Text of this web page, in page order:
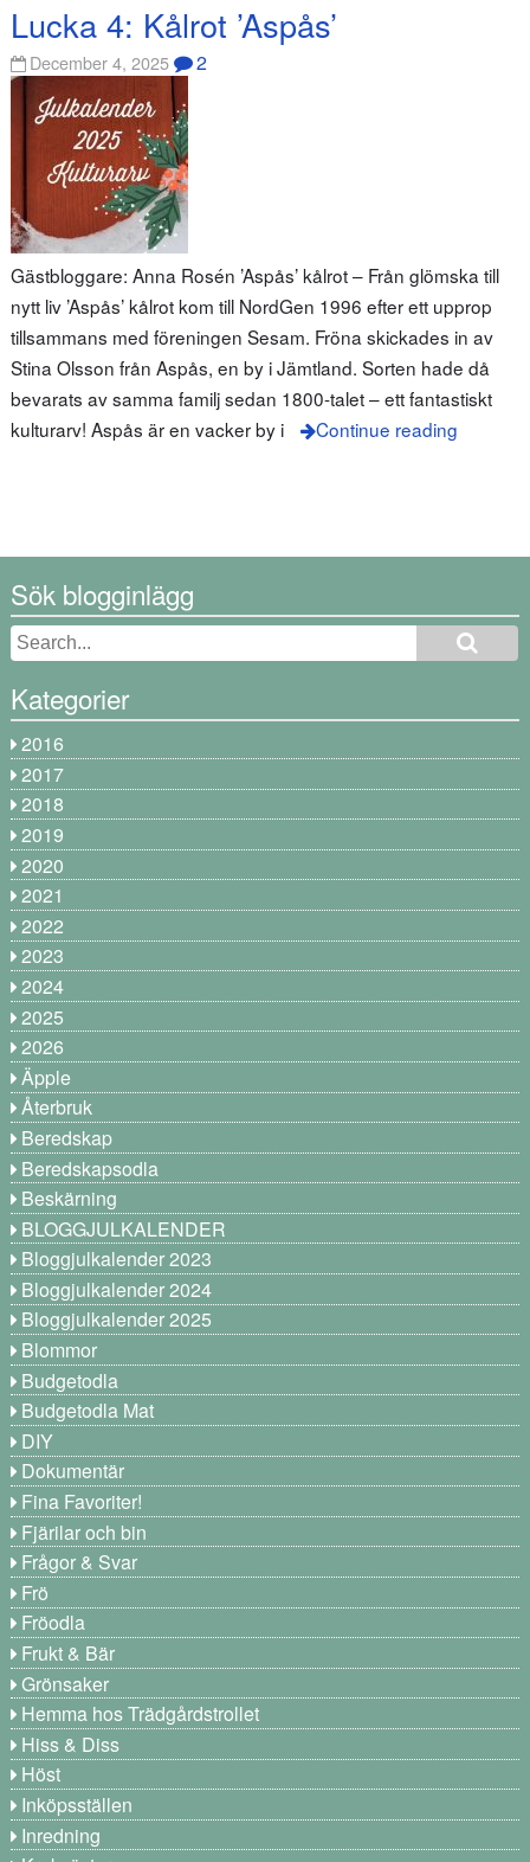
Lucka 4: Kålrot ’Aspås’
December 4, 2025 2
Gästbloggare: Anna Rosén ’Aspås’ kålrot – Från glömska till
nytt liv ’Aspås’ kålrot kom till NordGen 1996 efter ett upprop
tillsammans med föreningen Sesam. Fröna skickades in av
Stina Olsson från Aspås, en by i Jämtland. Sorten hade då
bevarats av samma familj sedan 1800-talet – ett fantastiskt
kulturarv! Aspås är en vacker by i
Continue reading
Sök blogginlägg
Kategorier
2016
2017
2018
2019
2020
2021
2022
2023
2024
2025
2026
Äpple
Återbruk
Beredskap
Beredskapsodla
Beskärning
BLOGGJULKALENDER
Bloggjulkalender 2023
Bloggjulkalender 2024
Bloggjulkalender 2025
Blommor
Budgetodla
Budgetodla Mat
DIY
Dokumentär
Fina Favoriter!
Fjärilar och bin
Frågor & Svar
Frö
Fröodla
Frukt & Bär
Grönsaker
Hemma hos Trädgårdstrollet
Hiss & Diss
Höst
Inköpsställen
Inredning